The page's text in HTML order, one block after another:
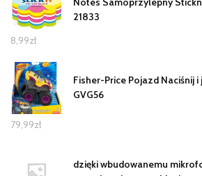
21833
8,99zł
Fisher-Price Pojazd Naciśnij i
GVG56
79,99zł
dzięki wbudowanemu